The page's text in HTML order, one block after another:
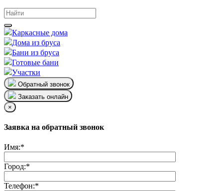
Каркасные дома
Дома из бруса
Бани из бруса
Готовые бани
Участки
Обратный звонок
Заказать онлайн
×
Заявка на обратный звонок
Имя:*
Город:*
Телефон:*